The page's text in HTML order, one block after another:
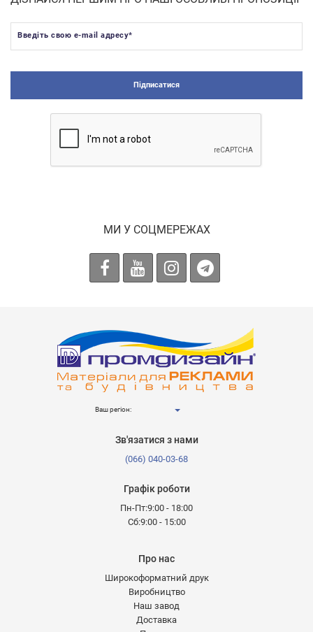
Введіть свою e-mail адресу*
Підписатися
МИ У СОЦМЕРЕЖАХ
Ваш регіон:
Зв'язатися з нами
(066) 040-03-68
Графік роботи
Пн-Пт:9:00 - 18:00
Сб:9:00 - 15:00
Про нас
Широкоформатний друк
Виробництво
Наш завод
Доставка